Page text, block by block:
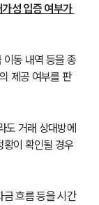
성 입증 여부가
이동 내역 등을 종
제공 여부를 판
도 거래 상대방에
황이 확인될 경우
금 흐름 등을 시간